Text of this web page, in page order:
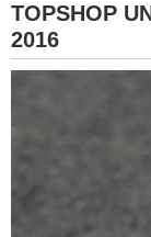
TOPSHOP
2016